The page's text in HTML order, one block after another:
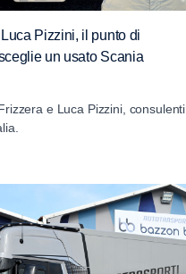
Pizzini, il punto di
un usato Scania
e Luca Pizzini, consulenti